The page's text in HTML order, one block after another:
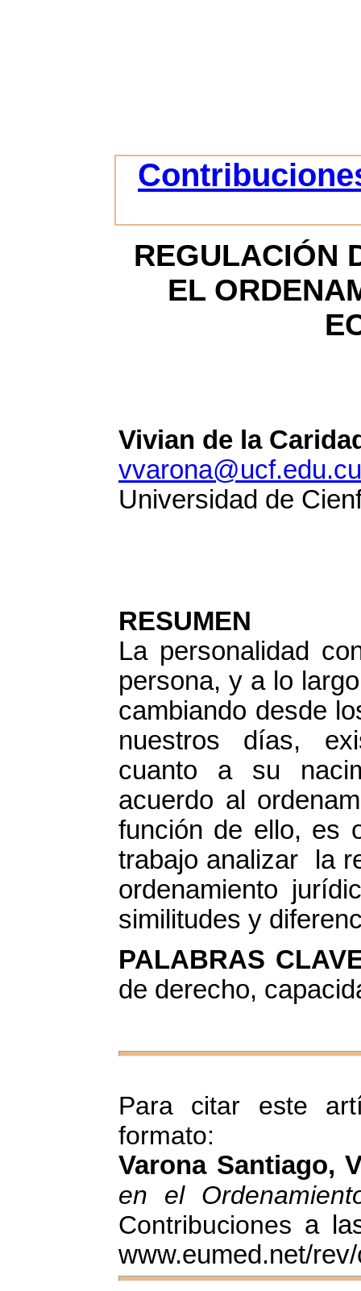
REGULACIÓN
EL
Vivian de la
vvarona@ucf.edu.cu
Universidad de
RESUMEN
La personalidad
persona, y a lo
cambiando desde
nuestros días,
cuanto a su
acuerdo al
función de ello, es
trabajo analizar la
ordenamiento
similitudes y
PALABRAS
de derecho,
Para citar este
formato:
Varona Santiago,
en el
Contribuciones a
www.eumed.net/